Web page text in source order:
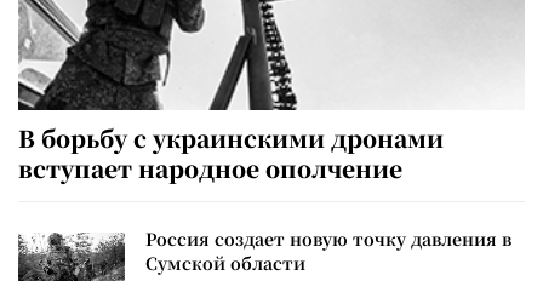
В борьбу с украинскими дронами
вступает народное ополчение
Россия создает новую точку давления в
Сумской области